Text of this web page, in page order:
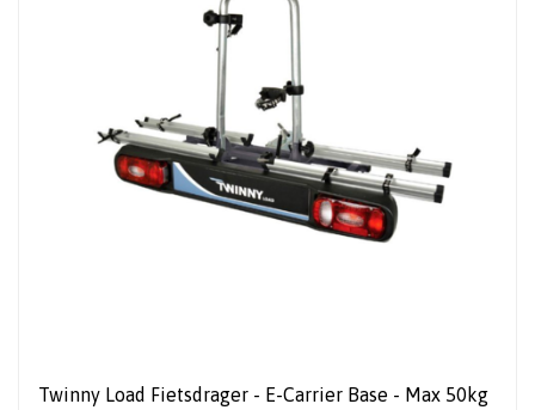
Twinny Load Fietsdrager - E-Carrier Base - Max 50kg